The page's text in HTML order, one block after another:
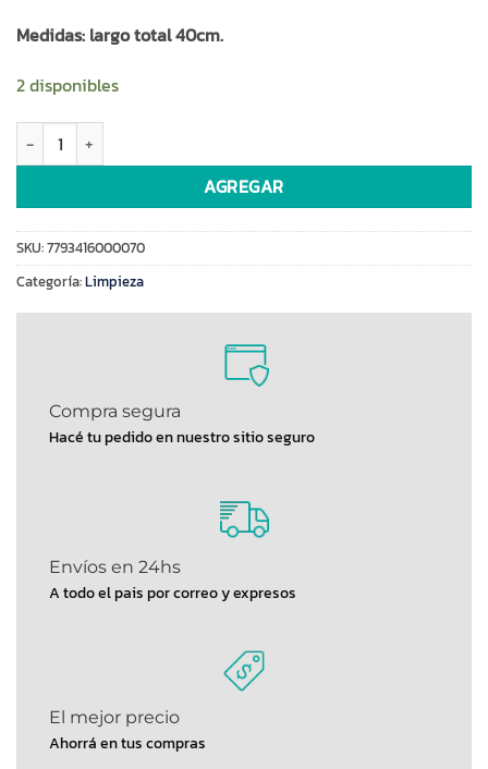
Medidas: largo total 40cm.
2 disponibles
Escobilla c/base plastica Salzano (60070) cantidad
AGREGAR
SKU:7793416000070
Categoría:Limpieza
Compra segura
Hacé tu pedido en nuestro sitio seguro
Envíos en 24hs
A todo el pais por correo y expresos
El mejor precio
Ahorrá en tus compras